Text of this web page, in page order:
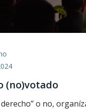
(no)votado
o no,